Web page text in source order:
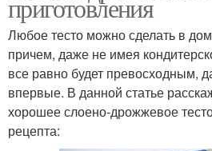
приготовления
Любое тесто можно сделать в
причем, даже не имея
все равно будет превосходным,
впервые. В данной статье
хорошее слоено-дрожжевое
рецепта: